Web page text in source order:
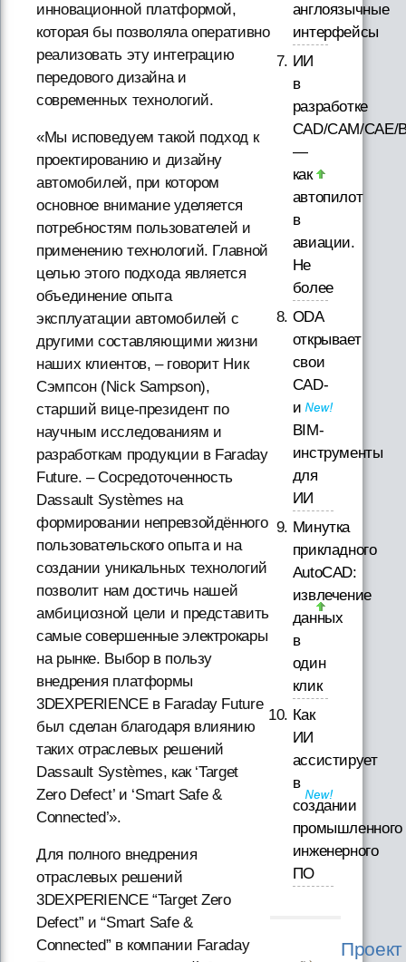
инновационной платформой,
которая бы позволяла оперативно
реализовать эту интеграцию
передового дизайна и
современных технологий.
«Мы исповедуем такой подход к
проектированию и дизайну
автомобилей, при котором
основное внимание уделяется
потребностям пользователей и
применению технологий. Главной
целью этого подхода является
объединение опыта
эксплуатации автомобилей с
другими составляющими жизни
наших клиентов, – говорит Ник
Сэмпсон (Nick Sampson),
старший вице-президент по
научным исследованиям и
разработкам продукции в Faraday
Future. – Сосредоточенность
Dassault Systèmes на
формировании непревзойдённого
пользовательского опыта и на
создании уникальных технологий
позволит нам достичь нашей
амбициозной цели и представить
самые совершенные электрокары
на рынке. Выбор в пользу
внедрения платформы
3DEXPERIENCE в Faraday Future
был сделан благодаря влиянию
таких отраслевых решений
Dassault Systèmes, как ‘Target
Zero Defect’ и ‘Smart Safe &
Connected’».
Для полного внедрения
отраслевых решений
3DEXPERIENCE “Target Zero
Defect” и “Smart Safe &
Connected” в компании Faraday
англоязычные
интерфейсы
ИИ
в
разработке
CAD/CAM/CAE/
—
как
автопилот
в
авиации.
Не
более
ODA
открывает
свои
CAD-
и
BIM-
инструменты
для
ИИ
Минутка
прикладного
AutoCAD:
извлечение
данных
в
один
клик
Как
ИИ
ассистирует
в
создании
промышленного
инженерного
ПО
Проект